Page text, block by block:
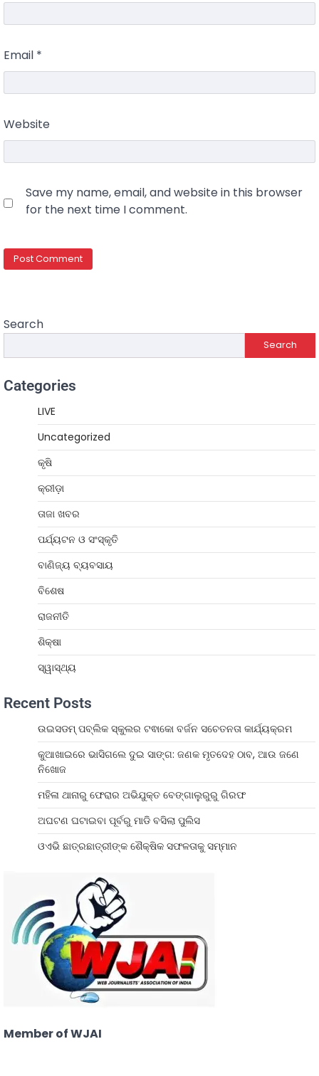
Email *
Website
Save my name, email, and website in this browser
for the next time I comment.
Search
Search
Categories
LIVE
Uncategorized
କୃଷି
କ୍ରୀଡ଼ା
ତାଜା ଖବର
ପର୍ଯ୍ୟଟନ ଓ ସଂସ୍କୃତି
ବାଣିଜ୍ୟ ବ୍ୟବସାୟ
ବିଶେଷ
ରାଜନୀତି
ଶିକ୍ଷା
ସ୍ୱାସ୍ଥ୍ୟ
Recent Posts
ଉଇସଡମ୍ ପବ୍ଲିକ ସ୍କୁଲର ଟଵାକୋ ବର୍ଜନ ସଚେତନତା କାର୍ଯ୍ୟକ୍ରମ
କୁଆଖାଇରେ ଭାସିଗଲେ ଦୁଇ ସାଙ୍ଗ: ଜଣକ ମୃତଦେହ ଠାବ, ଆଉ ଜଣେ
ନିଖୋଜ
ମହିଳା ଥାନାରୁ ଫେରାର ଅଭିଯୁକ୍ତ ବେଙ୍ଗାଲୁରୁରୁ ଗିରଫ
ଅଘଟଣ ଘଟାଇବା ପୂର୍ବରୁ ମାଡି ବସିଲା ପୁଲିସ
ଓଏଭି ଛାତ୍ରଛାତ୍ରୀଙ୍କ ଶୈକ୍ଷିକ ସଫଳତାକୁ ସମ୍ମାନ
Member of WJAI